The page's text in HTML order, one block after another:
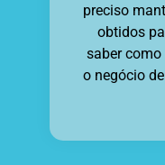
preciso
obtidos
saber como
o negócio